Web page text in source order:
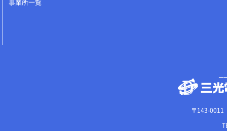
事業所一覧
〒143-